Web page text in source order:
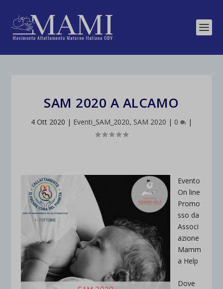
SAM 2020 A ALCAMO
4 Ott 2020 | Eventi_SAM_2020, SAM 2020 | 0 |
Evento
On line
Promo
sso da
Associ
azione
Mamm
a Help
Dove